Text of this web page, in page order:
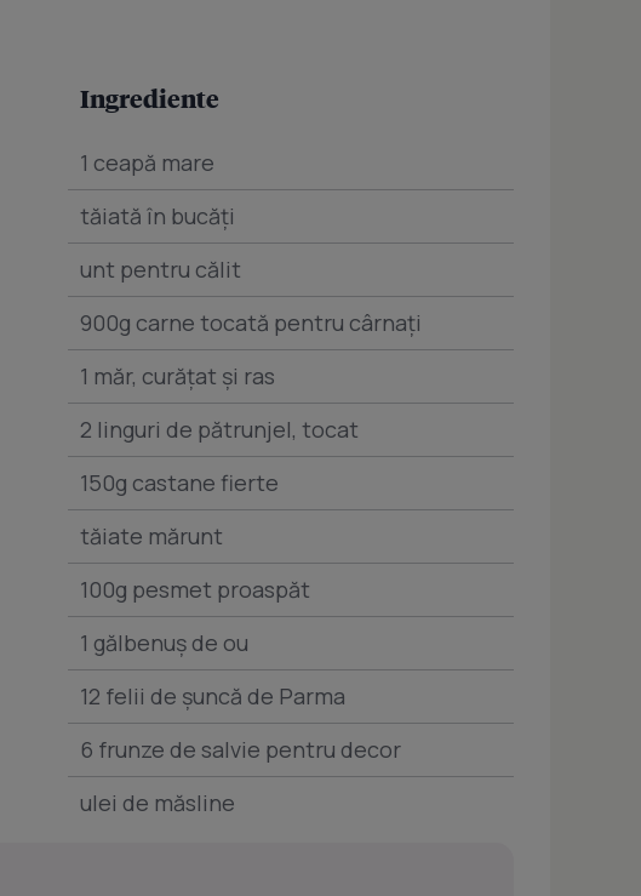
Ingrediente
1 ceapă mare
tăiată în bucăţi
unt pentru călit
900g carne tocată pentru cârnaţi
1 măr, curăţat şi ras
2 linguri de pătrunjel, tocat
150g castane fierte
tăiate mărunt
100g pesmet proaspăt
1 gălbenuş de ou
12 felii de şuncă de Parma
6 frunze de salvie pentru decor
ulei de măsline